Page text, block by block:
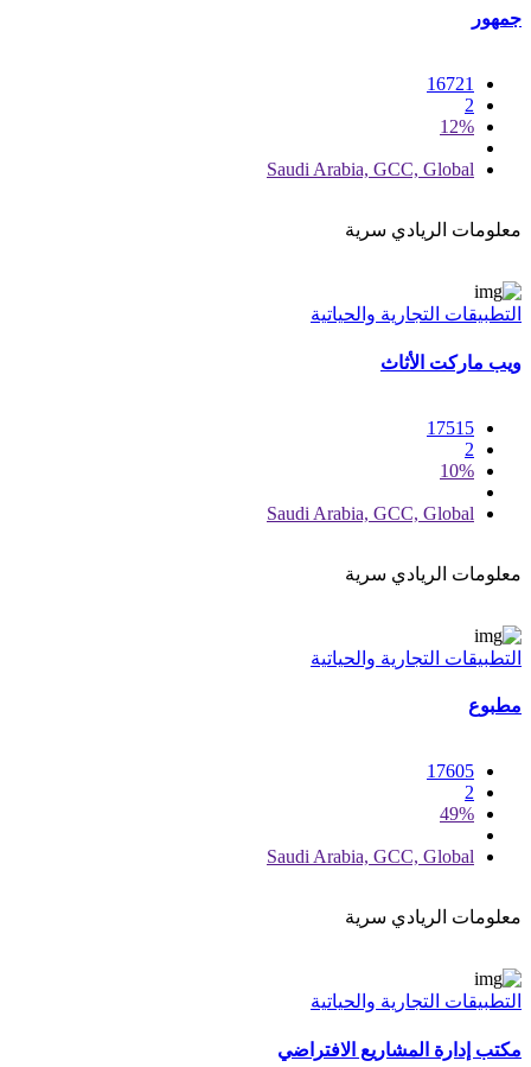
جمهور
16721
2
12%
Saudi Arabia, GCC, Global
معلومات الريادي سرية
التطبيقات التجارية والحياتية
ويب ماركت الأثاث
17515
2
10%
Saudi Arabia, GCC, Global
معلومات الريادي سرية
التطبيقات التجارية والحياتية
مطبوع
17605
2
49%
Saudi Arabia, GCC, Global
معلومات الريادي سرية
التطبيقات التجارية والحياتية
مكتب إدارة المشاريع الافتراضي